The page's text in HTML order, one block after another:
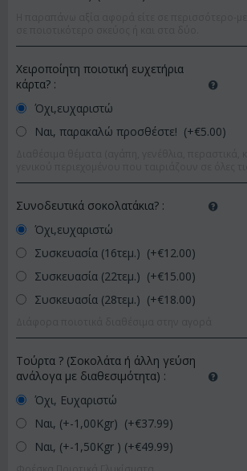
Χειροποίητη ποιοτική ευχετήρια
κάρτα? :
Όχι,ευχαριστώ
Ναι, παρακαλώ προσθέστε! (+€5.00)
Συνοδευτικά σοκολατάκια? :
Όχι,ευχαριστώ
Συσκευασία (16τεμ.) (+€12.00)
Συσκευασία (22τεμ.) (+€15.00)
Συσκευασία (28τεμ.) (+€18.00)
Τούρτα ? (Σοκολάτα ή άλλη γεύση
ανάλογα με διαθεσιμότητα) :
Όχι, Ευχαριστώ
Ναι, (+-1,00Kgr) (+€37.99)
Ναι, (+-1,50Kgr ) (+€49.99)